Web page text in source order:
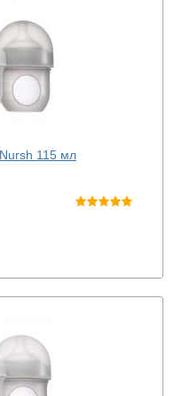
115 мл